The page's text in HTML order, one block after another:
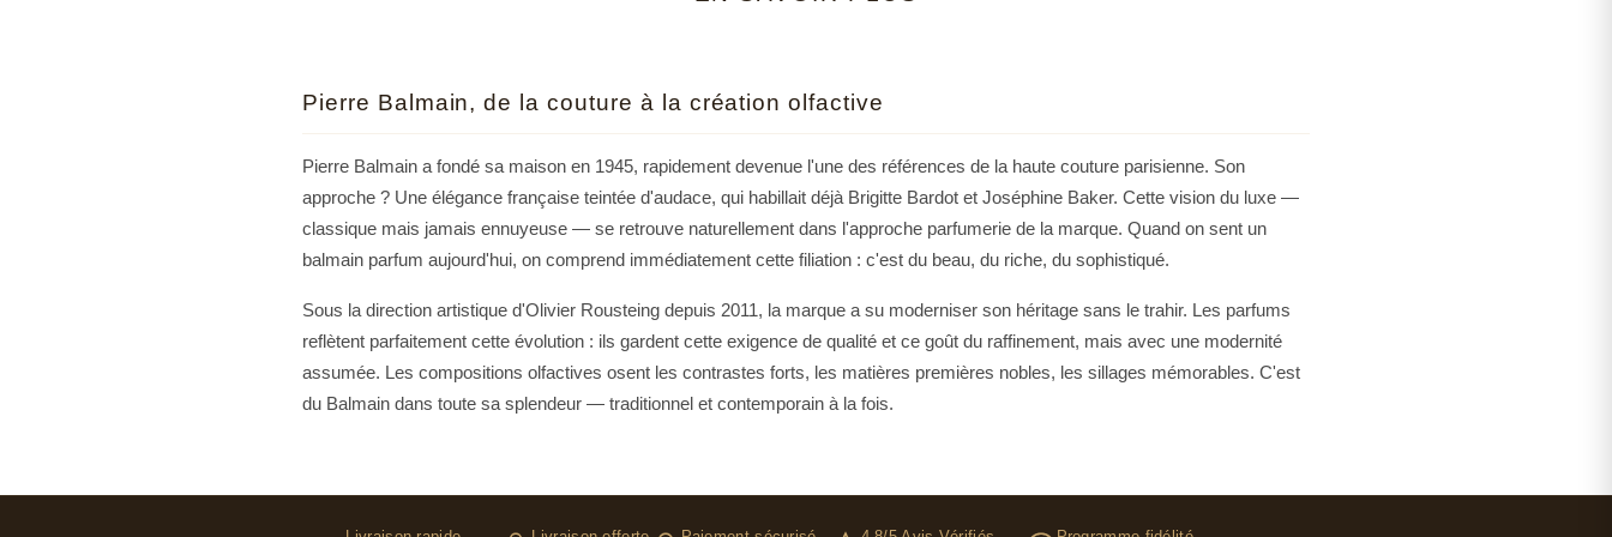
Les clients qui craquent pour un balmain parfum cherchent souvent quelque chose d'exclusif, de différent des senteurs que tout
à la française revisité avec un œil contemporain. C'est exactement ce que propose cette collection — du caractère en flacon, de
Pierre Balmain, de la couture à la création olfactive
Pierre Balmain a fondé sa maison en 1945, rapidement devenue l'une des références de la haute couture parisienne. Son
approche ? Une élégance française teintée d'audace, qui habillait déjà Brigitte Bardot et Joséphine Baker. Cette vision du luxe —
classique mais jamais ennuyeuse — se retrouve naturellement dans l'approche parfumerie de la marque. Quand on sent un
balmain parfum aujourd'hui, on comprend immédiatement cette filiation : c'est du beau, du riche, du sophistiqué.
Sous la direction artistique d'Olivier Rousteing depuis 2011, la marque a su moderniser son héritage sans le trahir. Les parfums
reflètent parfaitement cette évolution : ils gardent cette exigence de qualité et ce goût du raffinement, mais avec une modernité
assumée. Les compositions olfactives osent les contrastes forts, les matières premières nobles, les sillages mémorables. C'est
du Balmain dans toute sa splendeur — traditionnel et contemporain à la fois.